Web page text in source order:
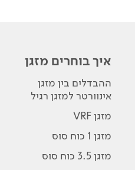
איך בוחרים מזגן
ההבדלים בין מזגן
אינוורטר למזגן רגיל
מזגן VRF
מזגן 1 כוח סוס
מזגן 3.5 כוח סוס